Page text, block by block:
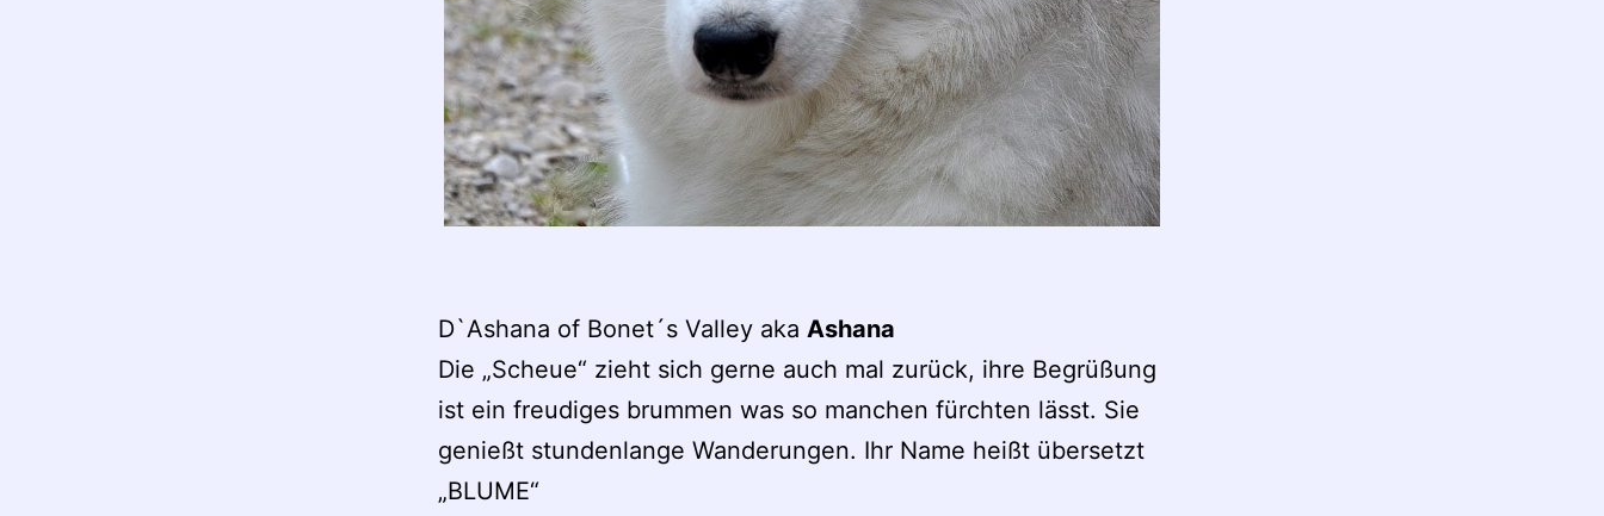
D`Ashana of Bonet´s Valley aka Ashana
Die „Scheue“ zieht sich gerne auch mal zurück, ihre Begrüßung
ist ein freudiges brummen was so manchen fürchten lässt. Sie
genießt stundenlange Wanderungen. Ihr Name heißt übersetzt
„BLUME“